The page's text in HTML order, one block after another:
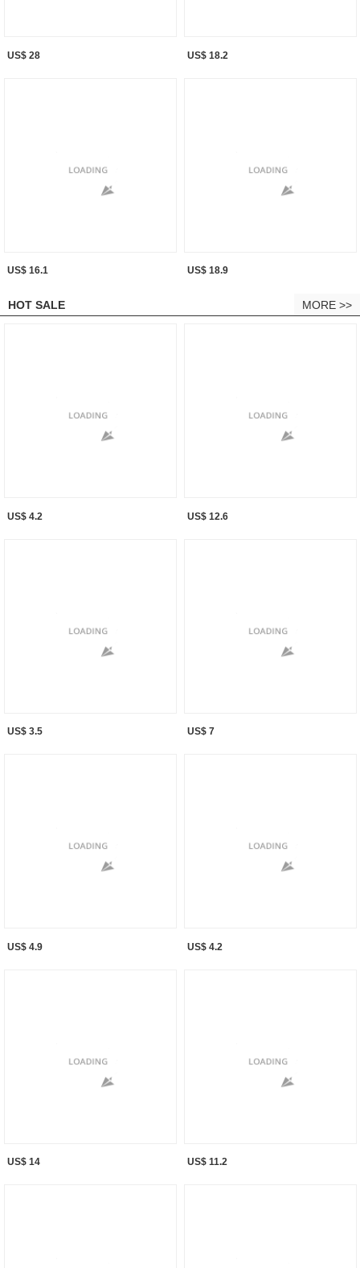
US$ 28 US$ 18.2
US$ 16.1 US$ 18.9
HOT SALE MORE >>
US$ 4.2 US$ 12.6
US$ 3.5 US$ 7
US$ 4.9 US$ 4.2
US$ 14 US$ 11.2